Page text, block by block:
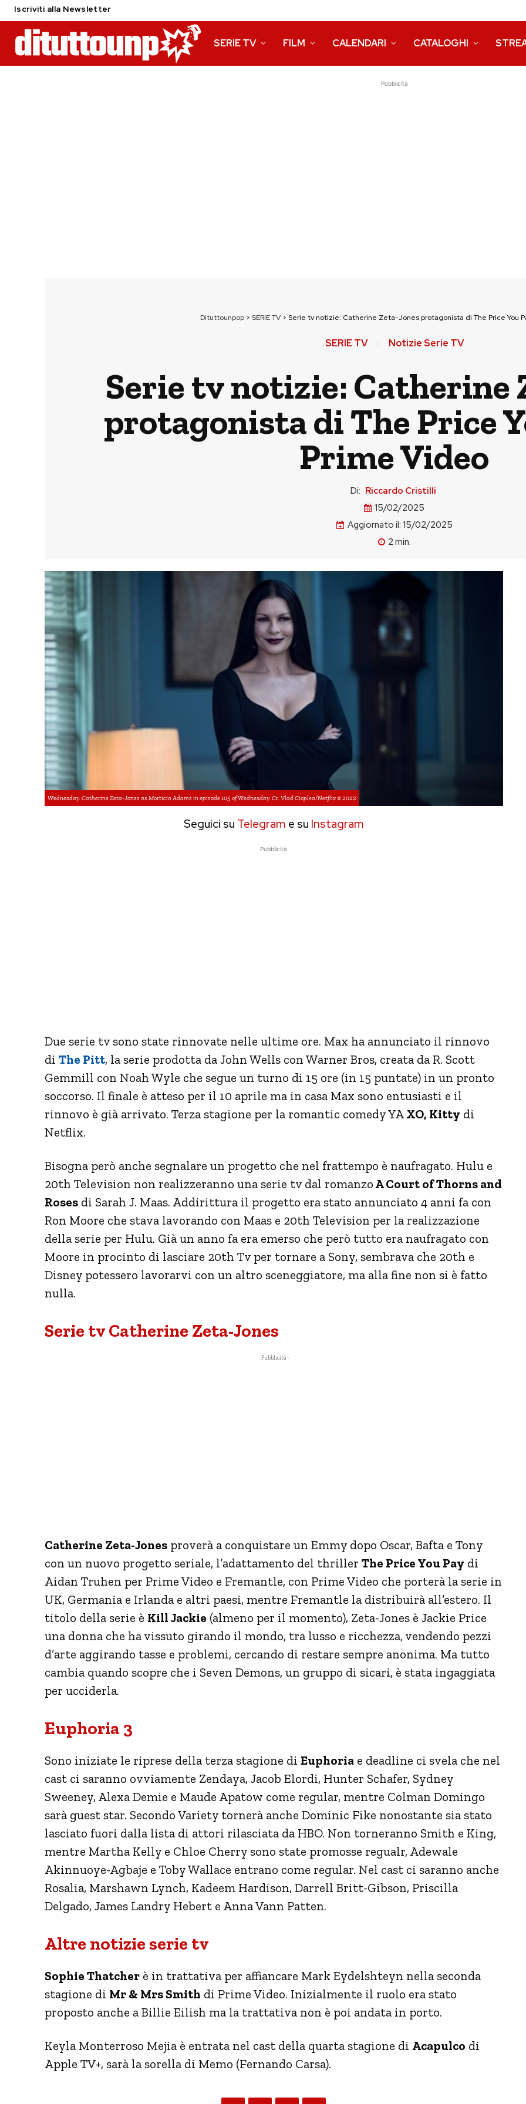
Iscriviti alla Newsletter
SERIE TV FILM CALENDARI CATALOGHI
Pubblicità
Dituttounpop > SERIE TV > Serie tv notizie: Catherine Zeta-Jones protagonista di The Price You
SERIE TV Notizie Serie TV
Serie tv notizie: Catherine
protagonista di The Price
Prime Video
Di: Riccardo Cristilli
15/02/2025
Aggiornato il: 15/02/2025
2 min.
Wednesday. Catherine Zeta-Jones as Morticia Adams in episode 105 of Wednesday. Cr. Vlad Cioplea/Netflix © 2022
Seguici su Telegram e su Instagram
Pubblicità
Due serie tv sono state rinnovate nelle ultime ore. Max ha annunciato il rinnovo
di The Pitt, la serie prodotta da John Wells con Warner Bros, creata da R. Scott
Gemmill con Noah Wyle che segue un turno di 15 ore (in 15 puntate) in un pronto
soccorso. Il finale è atteso per il 10 aprile ma in casa Max sono entusiasti e il
rinnovo è già arrivato. Terza stagione per la romantic comedy YA XO, Kitty di
Netflix.
Bisogna però anche segnalare un progetto che nel frattempo è naufragato. Hulu e
20th Television non realizzeranno una serie tv dal romanzo A Court of Thorns and
Roses di Sarah J. Maas. Addirittura il progetto era stato annunciato 4 anni fa con
Ron Moore che stava lavorando con Maas e 20th Television per la realizzazione
della serie per Hulu. Già un anno fa era emerso che però tutto era naufragato con
Moore in procinto di lasciare 20th Tv per tornare a Sony, sembrava che 20th e
Disney potessero lavorarvi con un altro sceneggiatore, ma alla fine non si è fatto
nulla.
Serie tv Catherine Zeta-Jones
- Pubblicità -
Catherine Zeta-Jones proverà a conquistare un Emmy dopo Oscar, Bafta e Tony
con un nuovo progetto seriale, l’adattamento del thriller The Price You Pay di
Aidan Truhen per Prime Video e Fremantle, con Prime Video che porterà la serie in
UK, Germania e Irlanda e altri paesi, mentre Fremantle la distribuirà all’estero. Il
titolo della serie è Kill Jackie (almeno per il momento), Zeta-Jones è Jackie Price
una donna che ha vissuto girando il mondo, tra lusso e ricchezza, vendendo pezzi
d’arte aggirando tasse e problemi, cercando di restare sempre anonima. Ma tutto
cambia quando scopre che i Seven Demons, un gruppo di sicari, è stata ingaggiata
per ucciderla.
Euphoria 3
Sono iniziate le riprese della terza stagione di Euphoria e deadline ci svela che nel
cast ci saranno ovviamente Zendaya, Jacob Elordi, Hunter Schafer, Sydney
Sweeney, Alexa Demie e Maude Apatow come regular, mentre Colman Domingo
sarà guest star. Secondo Variety tornerà anche Dominic Fike nonostante sia stato
lasciato fuori dalla lista di attori rilasciata da HBO. Non torneranno Smith e King,
mentre Martha Kelly e Chloe Cherry sono state promosse regualr, Adewale
Akinnuoye-Agbaje e Toby Wallace entrano come regular. Nel cast ci saranno anche
Rosalia, Marshawn Lynch, Kadeem Hardison, Darrell Britt-Gibson, Priscilla
Delgado, James Landry Hebert e Anna Vann Patten.
Altre notizie serie tv
Sophie Thatcher è in trattativa per affiancare Mark Eydelshteyn nella seconda
stagione di Mr & Mrs Smith di Prime Video. Inizialmente il ruolo era stato
proposto anche a Billie Eilish ma la trattativa non è poi andata in porto.
Keyla Monterroso Mejia è entrata nel cast della quarta stagione di Acapulco di
Apple TV+, sarà la sorella di Memo (Fernando Carsa).